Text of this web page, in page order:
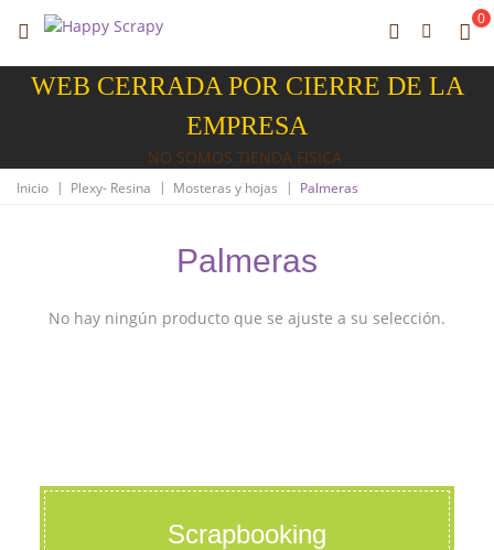
WEB CERRADA POR CIERRE DE LA
EMPRESA
NO SOMOS TIENDA FISICA
0
Inicio | Plexy- Resina | Mosteras y hojas | Palmeras
Palmeras
No hay ningún producto que se ajuste a su selección.
Scrapbooking